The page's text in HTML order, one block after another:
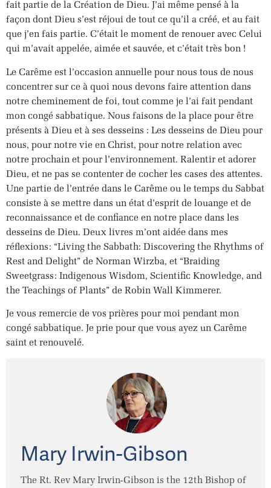
fait partie de la Création de Dieu. J’ai même pensé à la
façon dont Dieu s’est réjoui de tout ce qu’il a créé, et au fait
que j’en fais partie. C’était le moment de renouer avec Celui
qui m’avait appelée, aimée et sauvée, et c’était très bon !
Le Carême est l’occasion annuelle pour nous tous de nous
concentrer sur ce à quoi nous devons faire attention dans
notre cheminement de foi, tout comme je l’ai fait pendant
mon congé sabbatique. Nous faisons de la place pour être
présents à Dieu et à ses desseins : Les desseins de Dieu pour
nous, pour notre vie en Christ, pour notre relation avec
notre prochain et pour l’environnement. Ralentir et adorer
Dieu, et ne pas se contenter de cocher les cases des attentes.
Une partie de l’entrée dans le Carême ou le temps du Sabbat
consiste à se mettre dans un état d’esprit de louange et de
reconnaissance et de confiance en notre place dans les
desseins de Dieu. Deux livres m’ont aidée dans mes
réflexions: “Living the Sabbath: Discovering the Rhythms of
Rest and Delight” de Norman Wirzba, et “Braiding
Sweetgrass: Indigenous Wisdom, Scientific Knowledge, and
the Teachings of Plants” de Robin Wall Kimmerer.
Je vous remercie de vos prières pour moi pendant mon
congé sabbatique. Je prie pour que vous ayez un Carême
saint et renouvelé.
Mary Irwin-Gibson
The Rt. Rev Mary Irwin-Gibson is the 12th Bishop of